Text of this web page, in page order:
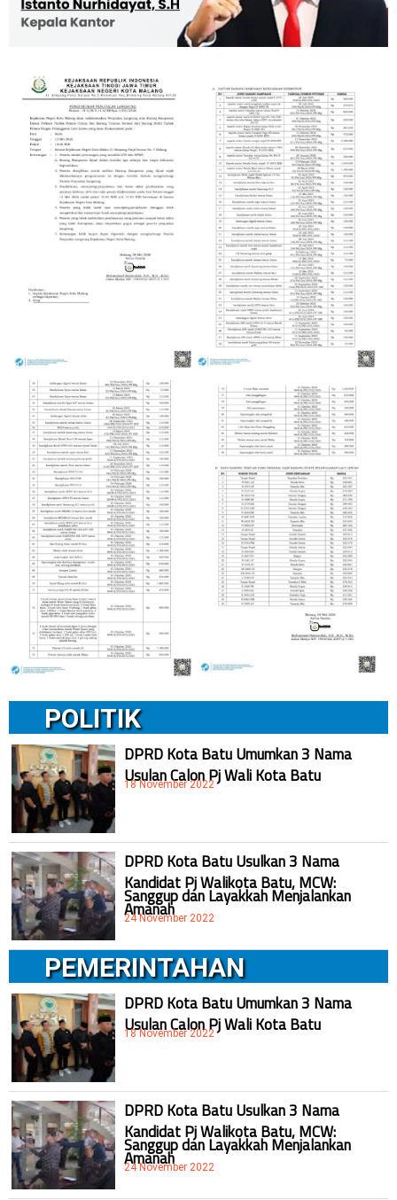
POLITIK
DPRD Kota Batu Umumkan 3 Nama
Usulan Calon Pj Wali Kota Batu
18 November 2022
DPRD Kota Batu Usulkan 3 Nama
Kandidat Pj Walikota Batu, MCW:
Sanggup dan Layakkah Menjalankan
Amanah
24 November 2022
PEMERINTAHAN
DPRD Kota Batu Umumkan 3 Nama
Usulan Calon Pj Wali Kota Batu
18 November 2022
DPRD Kota Batu Usulkan 3 Nama
Kandidat Pj Walikota Batu, MCW:
Sanggup dan Layakkah Menjalankan
Amanah
24 November 2022